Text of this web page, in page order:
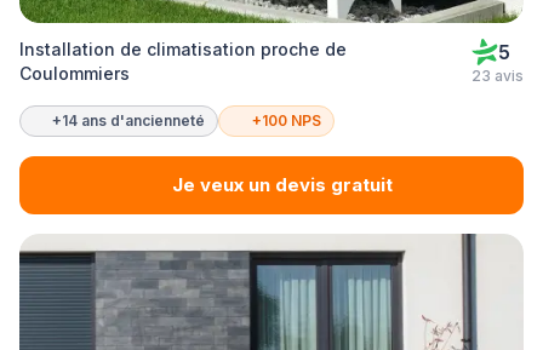
Installation de climatisation proche de
Coulommiers
5
23 avis
+14 ans d'ancienneté +100 NPS
Je veux un devis gratuit